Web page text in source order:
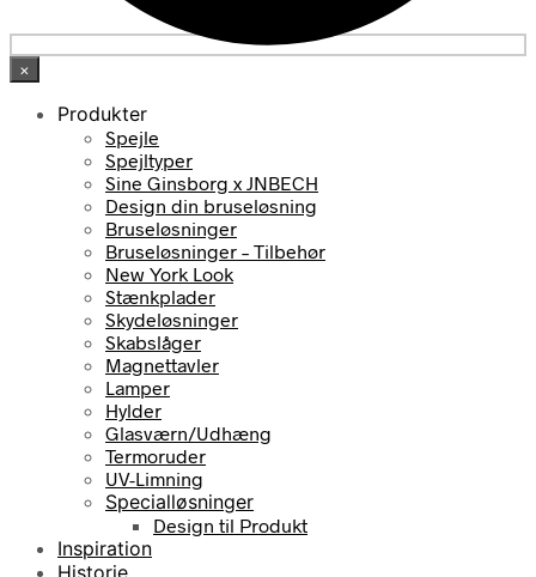
×
Produkter
Spejle
Spejltyper
Sine Ginsborg x JNBECH
Design din bruseløsning
Bruseløsninger
Bruseløsninger – Tilbehør
New York Look
Stænkplader
Skydeløsninger
Skabslåger
Magnettavler
Lamper
Hylder
Glasværn/Udhæng
Termoruder
UV-Limning
Specialløsninger
Design til Produkt
Inspiration
Historie